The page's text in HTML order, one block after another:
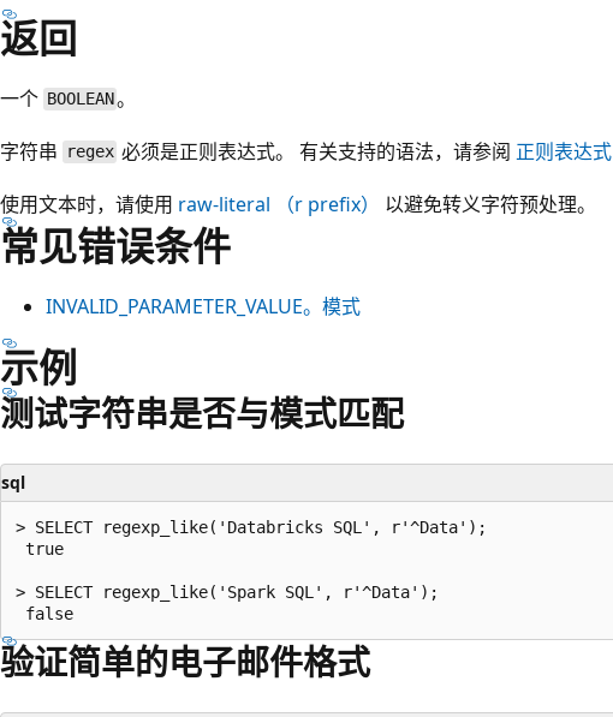
返回
一个 BOOLEAN。
字符串
regex 必须是正则表达式。 有关支持的语法，请参阅 正则表达式
使用文本时，请使用 raw-literal （r prefix） 以避免转义字符预处理。
常见错误条件
INVALID_PARAMETER_VALUE。模式
示例
测试字符串是否与模式匹配
sql
> SELECT regexp_like('Databricks SQL', r'^Data');
true
> SELECT regexp_like('Spark SQL', r'^Data');
验证简单的电子邮件格式